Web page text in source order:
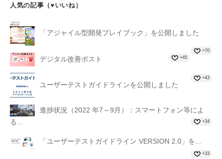
人気の記事（♥いいね）
「アジャイル型開発プレイブック」を公開しました
+70
デジタル改善ポスト +45
ユーザーテストガイドラインを公開しました
+43
進捗状況（2022 年7～9月）：スマートフォン等によ
る...
+34
「ユーザーテストガイドライン VERSION 2.0」を...
+33